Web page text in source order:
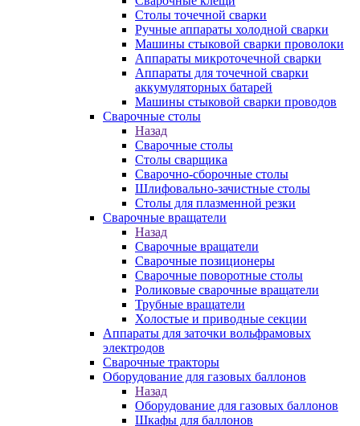
Столы точечной сварки
Ручные аппараты холодной сварки
Машины стыковой сварки проволоки
Аппараты микроточечной сварки
Аппараты для точечной сварки
аккумуляторных батарей
Машины стыковой сварки проводов
Сварочные столы
Назад
Сварочные столы
Столы сварщика
Сварочно-сборочные столы
Шлифовально-зачистные столы
Столы для плазменной резки
Сварочные вращатели
Назад
Сварочные вращатели
Сварочные позиционеры
Сварочные поворотные столы
Роликовые сварочные вращатели
Трубные вращатели
Холостые и приводные секции
Аппараты для заточки вольфрамовых
электродов
Сварочные тракторы
Оборудование для газовых баллонов
Назад
Оборудование для газовых баллонов
Шкафы для баллонов